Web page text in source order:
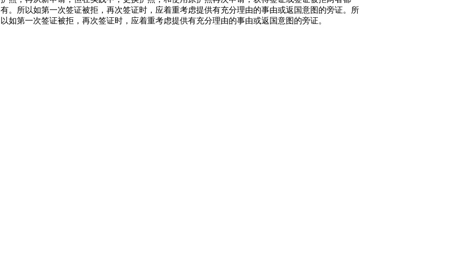
有。所以如第一次签证被拒，再次签证时，应着重考虑提供有充分理由的事由或返国意图的旁证。所
以如第一次签证被拒，再次签证时，应着重考虑提供有充分理由的事由或返国意图的旁证。